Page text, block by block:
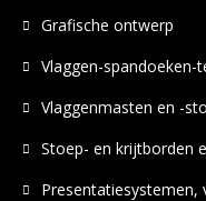
Grafische ontwerp
Vlaggen-spandoeken-
Vlaggenmasten en -
Stoep- en krijtborden
Presentatiesystemen,